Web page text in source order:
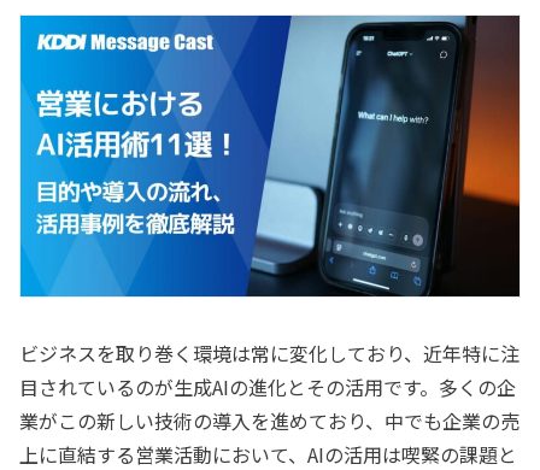
ビジネスを取り巻く環境は常に変化しており、近年特に注
目されているのが生成AIの進化とその活用です。多くの企
業がこの新しい技術の導入を進めており、中でも企業の売
上に直結する営業活動において、AIの活用は喫緊の課題と